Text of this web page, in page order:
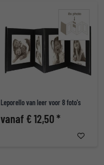
Leporello van leer voor 8 foto's
vanaf € 12,50 *